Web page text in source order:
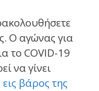
Ο αγώνας για
το COVID-19
να γίνει
βάρος της